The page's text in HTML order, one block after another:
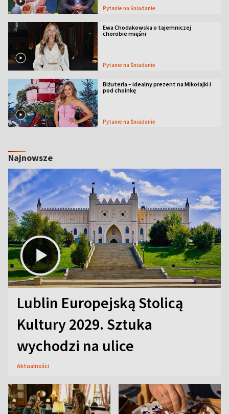
Pytanie na Śniadanie
Ewa Chodakowska o tajemniczej
chorobie mięśni
Pytanie na Śniadanie
Biżuteria – idealny prezent na Mikołajki i
pod choinkę
Pytanie na Śniadanie
Najnowsze
Lublin Europejską Stolicą
Kultury 2029. Sztuka
wychodzi na ulice
Aktualności